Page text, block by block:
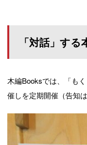
「対話」する
木編Booksでは、「も
催しを定期開催（告知